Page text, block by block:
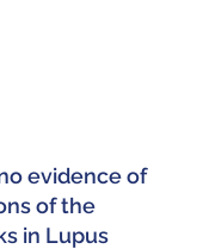
evidence of
of the
in Lupus